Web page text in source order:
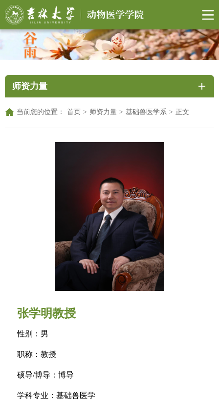
师资力量
当前您的位置： 首页 > 师资力量 > 基础兽医学系 > 正文
张学明教授
性别：男
职称：教授
硕导/博导：博导
学科专业：基础兽医学